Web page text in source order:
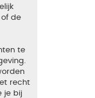
of de
te
recht
je bij